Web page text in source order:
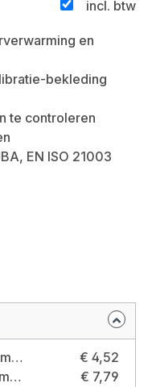
incl. btw
en
bekleding
te controleren
EN ISO 21003
Pipetec steekbocht 90° voor aluminium composietbuis 16 x 2 mm Maat: 16x2 mm - 90 °
€ 4,52
Pipetec kalibrator voor composietbuis - 16mm - 20mm - 26mm Maat: 16 mm - 20 mm - 26 mm
€ 7,79